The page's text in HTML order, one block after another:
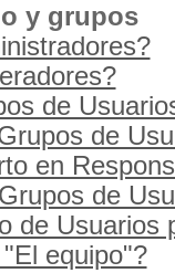
y grupos
de
de
en
de
de Usuarios
equipo"?